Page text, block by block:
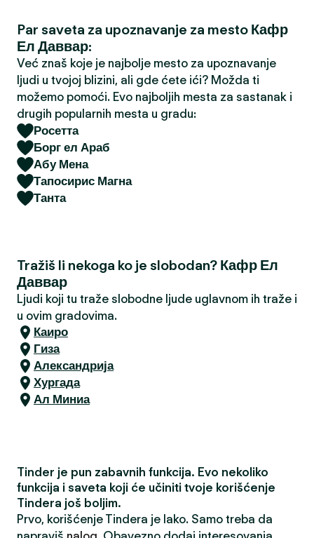
a
Par saveta za upoznavanje za mesto Кафр
Ел Даввар:
Već znaš koje je najbolje mesto za upoznavanje
ljudi u tvojoj blizini, ali gde ćete ići? Možda ti
možemo pomoći. Evo najboljih mesta za sastanak i
drugih popularnih mesta u gradu:
Росетта
Борг ел Араб
Абу Мена
Тапосирис Магна
Танта
Tražiš li nekoga ko je slobodan? Кафр Ел
Даввар
Ljudi koji tu traže slobodne ljude uglavnom ih traže i
u ovim gradovima.
Каиро
Гиза
Александрија
Хургада
Ал Миниа
Tinder je pun zabavnih funkcija. Evo nekoliko
funkcija i saveta koji će učiniti tvoje korišćenje
Tindera još boljim.
Prvo, korišćenje Tindera je lako. Samo treba da